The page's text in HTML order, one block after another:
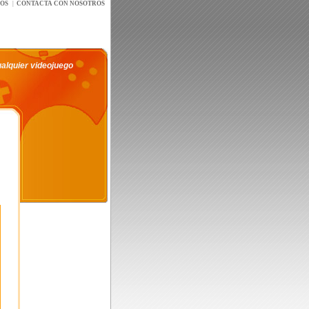
CONTACTA CON NOSOTROS
videojuego